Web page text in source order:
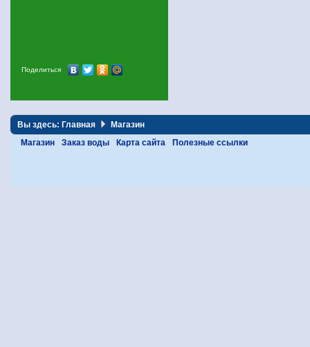
Поделиться
Вы здесь: Главная
Магазин
Магазин
Заказ воды Карта сайта Полезные ссылки